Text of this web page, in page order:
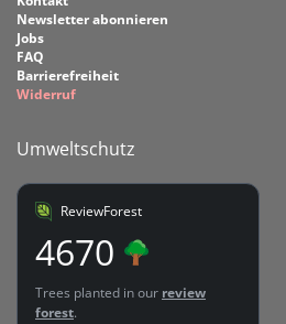
Newsletter abonnieren
Jobs
FAQ
Barrierefreiheit
Widerruf
Umweltschutz
ReviewForest
4670
Trees planted in our review
forest.